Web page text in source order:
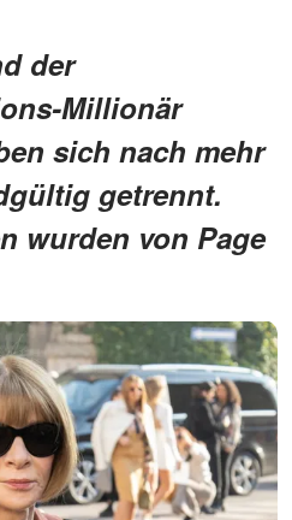
der
Millionär
sich nach mehr
getrennt.
wurden von Page